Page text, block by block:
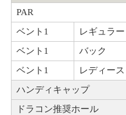
PAR
ベント1
レギュラー
ベント1
バック
ベント1
レディース
ハンディキャップ
ドラコン推奨ホール